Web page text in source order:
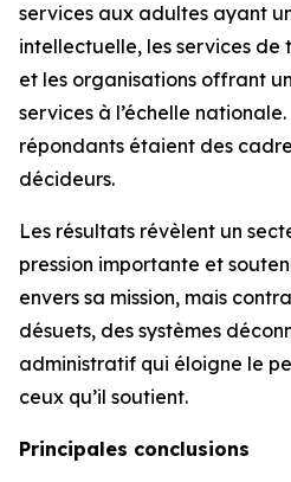
services aux adultes ayant
intellectuelle, les services
et les organisations offrant
services à l’échelle
répondants étaient des
décideurs.
Les résultats révèlent un
pression importante et
envers sa mission, mais
désuets, des systèmes
administratif qui éloigne le
ceux qu’il soutient.
Principales conclusions